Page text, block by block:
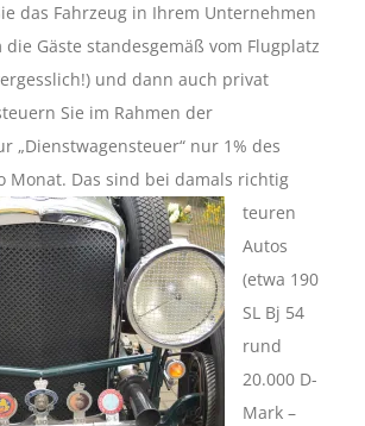
das Fahrzeug in Ihrem Unternehmen
Gäste standesgemäß vom Flugplatz
und dann auch privat
Sie im Rahmen der
„Dienstwagensteuer“ nur 1% des
Monat. Das sind bei damals richtig
teuren
Autos
(etwa 190
SL Bj 54
rund
20.000 D-
Mark –